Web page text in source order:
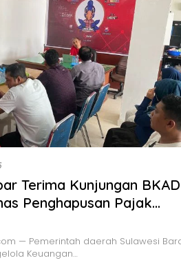
Terima Kunjungan BKAD
Penghapusan Pajak
— Pemerintah daerah Sulawesi
Keuangan…